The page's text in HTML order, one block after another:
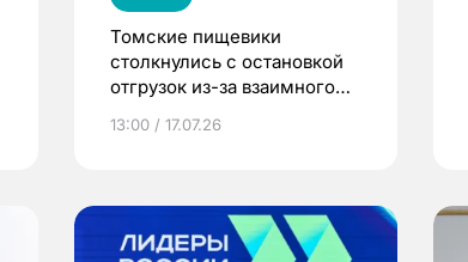
Томские пищевики
столкнулись с остановкой
отгрузок из-за взаимного
между Россией и странами
13:00 / 17.07.26